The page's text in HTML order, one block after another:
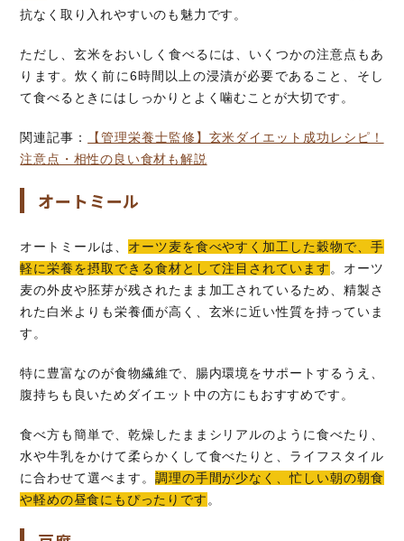
抗なく取り入れやすいのも魅力です。
ただし、玄米をおいしく食べるには、いくつかの注意点もあ
ります。炊く前に6時間以上の浸漬が必要であること、そし
て食べるときにはしっかりとよく噛むことが大切です。
関連記事：
【管理栄養士監修】玄米ダイエット成功レシピ！
注意点・相性の良い食材も解説
オートミール
オートミールは、 オーツ麦を食べやすく加工した穀物で、手
軽に栄養を摂取できる食材として注目されています。オーツ
麦の外皮や胚芽が残されたまま加工されているため、精製さ
れた白米よりも栄養価が高く、玄米に近い性質を持っていま
す。
特に豊富なのが食物繊維で、腸内環境をサポートするうえ、
腹持ちも良いためダイエット中の方にもおすすめです。
食べ方も簡単で、乾燥したままシリアルのように食べたり、
水や牛乳をかけて柔らかくして食べたりと、ライフスタイル
に合わせて選べます。 調理の手間が少なく、忙しい朝の朝食
や軽めの昼食にもぴったりです。